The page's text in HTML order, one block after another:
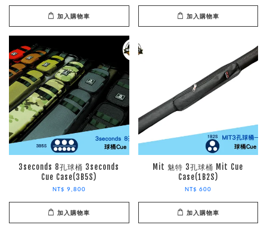
加入購物車 加入購物車
3seconds 8孔球桶 3seconds
Cue Case(3B5S)
NT$ 9,800
加入購物車
Mit 魅特 3孔球桶 Mit Cue
Case(1B2S)
NT$ 600
加入購物車